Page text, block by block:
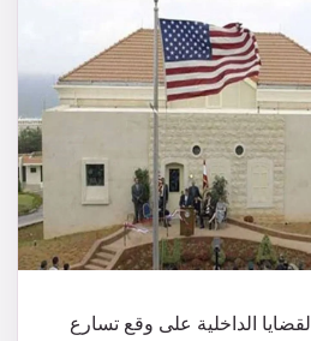
الداخلية على وقع تسارع